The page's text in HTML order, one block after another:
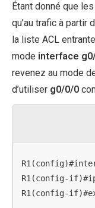
Étant donné que
qu’au trafic à partir
la liste ACL
mode interface
revenez au mode
d’utiliser g0/0/0
R1(config-
R1(config-